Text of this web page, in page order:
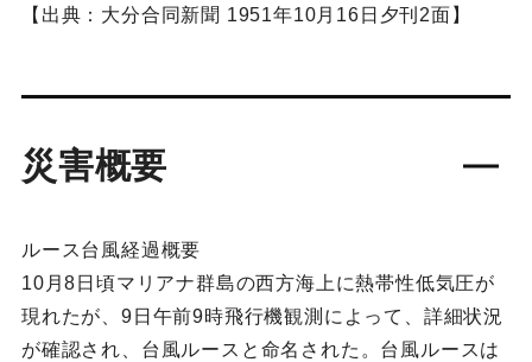
【出典：大分合同新聞 1951年10月16日夕刊2面】
災害概要
ルース台風経過概要
10月8日頃マリアナ群島の西方海上に熱帯性低気圧が
現れたが、9日午前9時飛行機観測によって、詳細状況
が確認され、台風ルースと命名された。台風ルースは